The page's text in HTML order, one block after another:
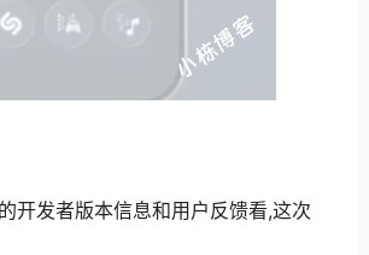
开发者版本信息和用户反馈看,这次